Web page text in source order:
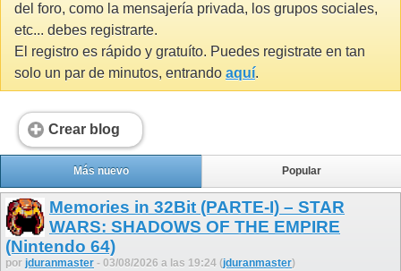
del foro, como la mensajería privada, los grupos sociales,
etc... debes registrarte.
El registro es rápido y gratuíto. Puedes registrate en tan
solo un par de minutos, entrando aquí.
Crear blog
Más nuevo Popular
Memories in 32Bit (PARTE-I) – STAR
WARS: SHADOWS OF THE EMPIRE
(Nintendo 64)
por jduranmaster - 03/08/2026 a las 19:24 (jduranmaster)